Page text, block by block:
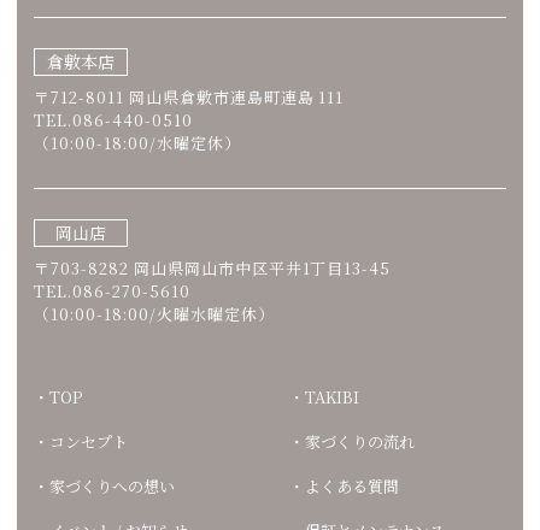
倉敷本店
〒712-8011 岡山県倉敷市連島町連島 111
TEL.086-440-0510
（10:00-18:00/水曜定休）
岡山店
〒703-8282 岡山県岡山市中区平井1丁目13-45
TEL.086-270-5610
（10:00-18:00/火曜水曜定休）
TOP
コンセプト
家づくりへの想い
TAKIBI
家づくりの流れ
よくある質問